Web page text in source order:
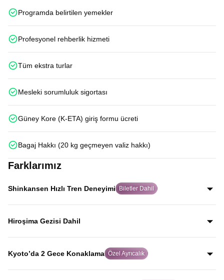
Programda belirtilen yemekler
Profesyonel rehberlik hizmeti
Tüm ekstra turlar
Mesleki sorumluluk sigortası
Güney Kore (K-ETA) giriş formu ücreti
Bagaj Hakkı (20 kg geçmeyen valiz hakkı)
Farklarımız
Shinkansen Hızlı Tren Deneyimi Biletler Dahil
Japonya’nın dünyaca ünlü Shinkansen hızlı trenleriyle
Kyoto–Tokyo ve Osaka–Hiroşima hatlarında iki kez
Hiroşima Gezisi Dahil
Dünya tarihinde atom bombasının atıldığı şehir olan
Hiroşima’da, rehberli geziyle şehrin geçmişini ve
bugününü etkileyici biçimde keşfedersiniz.
Kyoto’da 2 Gece Konaklama Özel Ayrıcalık
Birçok turda hızlıca geçilen Kyoto’da iki gece